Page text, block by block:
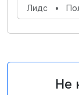
Лидс •
Не